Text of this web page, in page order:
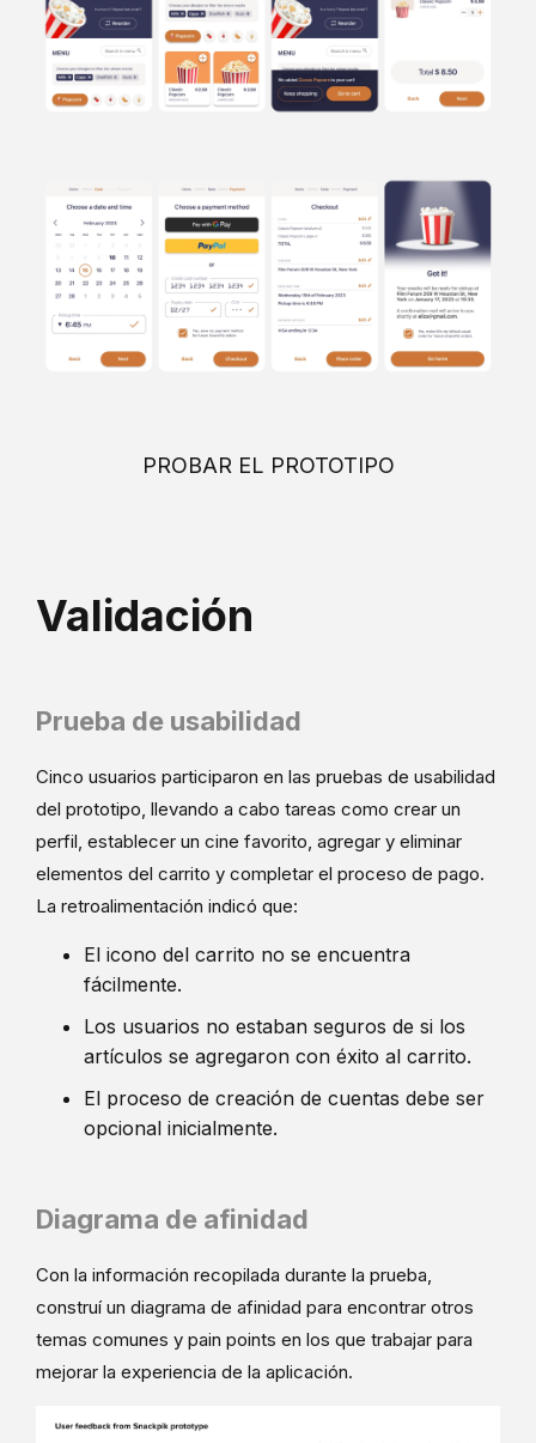
PROBAR EL PROTOTIPO
Validación
Prueba de usabilidad
Cinco usuarios participaron en las pruebas de usabilidad
del prototipo, llevando a cabo tareas como crear un
perfil, establecer un cine favorito, agregar y eliminar
elementos del carrito y completar el proceso de pago.
La retroalimentación indicó que:
El icono del carrito no se encuentra
fácilmente.
Los usuarios no estaban seguros de si los
artículos se agregaron con éxito al carrito.
El proceso de creación de cuentas debe ser
opcional inicialmente.
Diagrama de afinidad
Con la información recopilada durante la prueba,
construí un diagrama de afinidad para encontrar otros
temas comunes y pain points en los que trabajar para
mejorar la experiencia de la aplicación.